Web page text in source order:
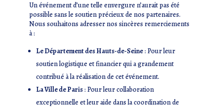
Un événement d’une telle envergure n’aurait pas été
possible sans le soutien précieux de nos partenaires.
Nous souhaitons adresser nos sincères remerciements
à :
Le Département des Hauts-de-Seine: Pour leur
soutien logistique et financier qui a grandement
contribué à la réalisation de cet événement.
La Ville de Paris: Pour leur collaboration
exceptionnelle et leur aide dans la coordination de